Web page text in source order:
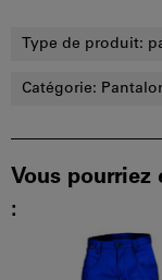
Type de produit:
Catégorie:
Vous pourriez
: